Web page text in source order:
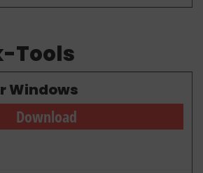
Tools
Windows
Download